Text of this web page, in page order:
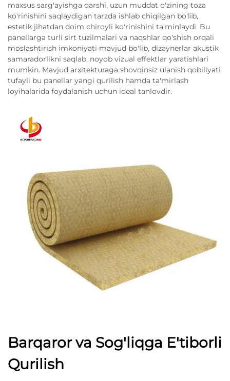
maxsus sarg'ayishga qarshi, uzun muddat o'zining toza
ko'rinishini saqlaydigan tarzda ishlab chiqilgan bo'lib,
estetik jihatdan doim chiroyli ko'rinishini ta'minlaydi. Bu
panellarga turli sirt tuzilmalari va naqshlar qo'shish orqali
moslashtirish imkoniyati mavjud bo'lib, dizaynerlar akustik
samaradorlikni saqlab, noyob vizual effektlar yaratishlari
mumkin. Mavjud arxitekturaga shovqinsiz ulanish qobiliyati
tufayli bu panellar yangi qurilish hamda ta'mirlash
loyihalarida foydalanish uchun ideal tanlovdir.
Barqaror va Sog'liqga E'tiborli
Qurilish